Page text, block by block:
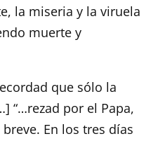
la miseria y la viruela
muerte y
que sólo la
“…rezad por el Papa,
En los tres días